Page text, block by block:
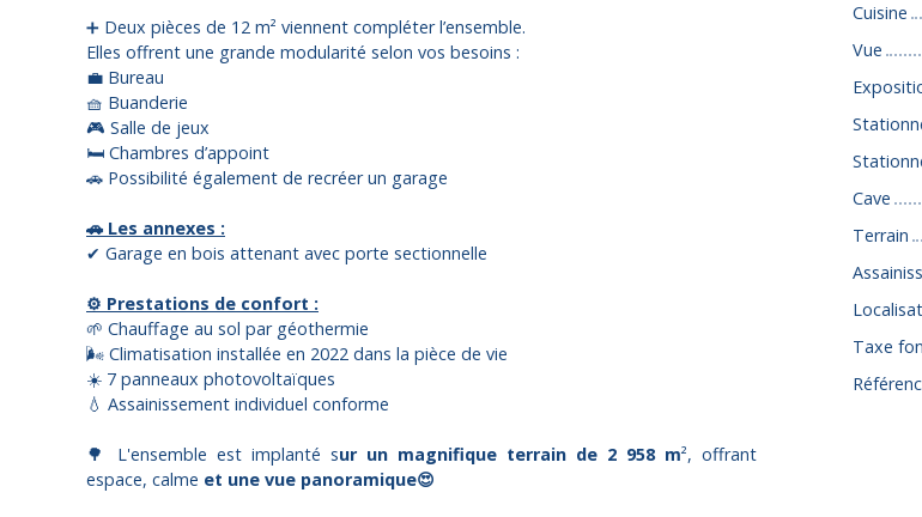
➕ Deux pièces de 12 m² viennent compléter l’ensemble.
Elles offrent une grande modularité selon vos besoins :
💼 Bureau
🧺 Buanderie
🎮 Salle de jeux
🛏️ Chambres d’appoint
🚗 Possibilité également de recréer un garage
🚗 Les annexes :
✔ Garage en bois attenant avec porte sectionnelle
⚙️ Prestations de confort :
🌱 Chauffage au sol par géothermie
🌬️ Climatisation installée en 2022 dans la pièce de vie
☀️ 7 panneaux photovoltaïques
💧 Assainissement individuel conforme
🌳 L'ensemble est implanté sur un magnifique terrain de 2 958 m², offrant
espace, calme et une vue panoramique😍
Cuisine
Vue
Cave
Terrain
Taxe